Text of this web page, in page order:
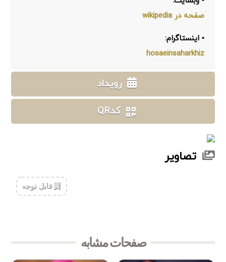
صفحه در wikipedia
• اینستاگرام:
hosaeinsaharkhiz
رویداد
کدQR
تصاویر
‌قابل توجه
صفحات مشابه